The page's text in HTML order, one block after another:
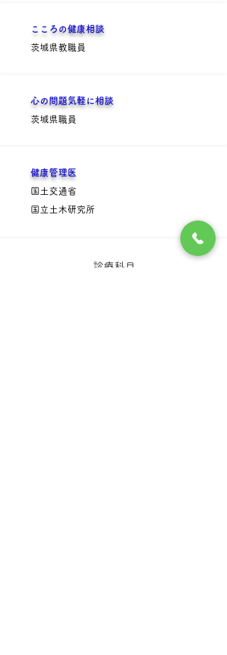
こころの健康相談
茨城県教職員​
心の問題気軽に相談
​茨城県職員
健康管理医
国土交通省
​国立土木研究所
診療科目